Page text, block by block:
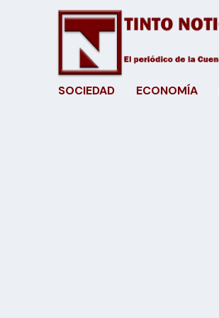
SOCIEDAD ECONOMÍA